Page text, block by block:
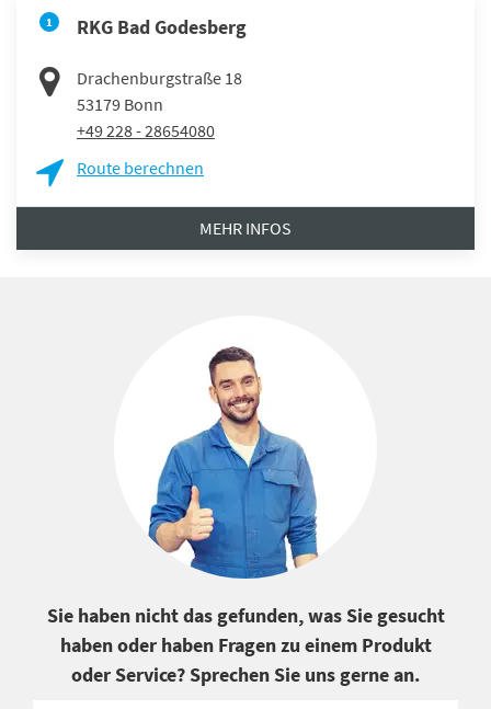
1 RKG Bad Godesberg
Drachenburgstraße 18
53179 Bonn
+49 228 - 28654080
Route berechnen
MEHR INFOS
Sie haben nicht das gefunden, was Sie gesucht
haben oder haben Fragen zu einem Produkt
oder Service? Sprechen Sie uns gerne an.